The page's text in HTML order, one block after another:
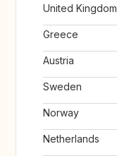
United Kingdom
Greece
Austria
Sweden
Norway
Netherlands